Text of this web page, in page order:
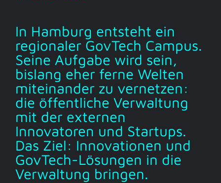
In Hamburg entsteht ein
regionaler GovTech Campus.
Seine Aufgabe wird sein,
bislang eher ferne Welten
miteinander zu vernetzen:
die öffentliche Verwaltung
mit der externen
Innovatoren und Startups.
Das Ziel: Innovationen und
GovTech-Lösungen in die
Verwaltung bringen.